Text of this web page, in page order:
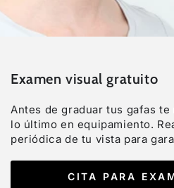
Examen visual gratuito
Antes de graduar tus gafas
lo último en equipamiento.
periódica de tu vista para
CITA PARA